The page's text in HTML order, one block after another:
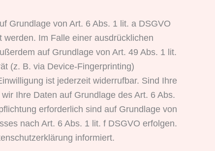
Grundlage von Art. 6 Abs. 1 lit. a DSGVO
Im Falle einer ausdrücklichen
auf Grundlage von Art. 49 Abs. 1 lit.
(z. B. via Device-Fingerprinting)
ist jederzeit widerrufbar. Sind Ihre
Ihre Daten auf Grundlage des Art. 6 Abs.
erforderlich sind auf Grundlage von
nach Art. 6 Abs. 1 lit. f DSGVO erfolgen.
informiert.